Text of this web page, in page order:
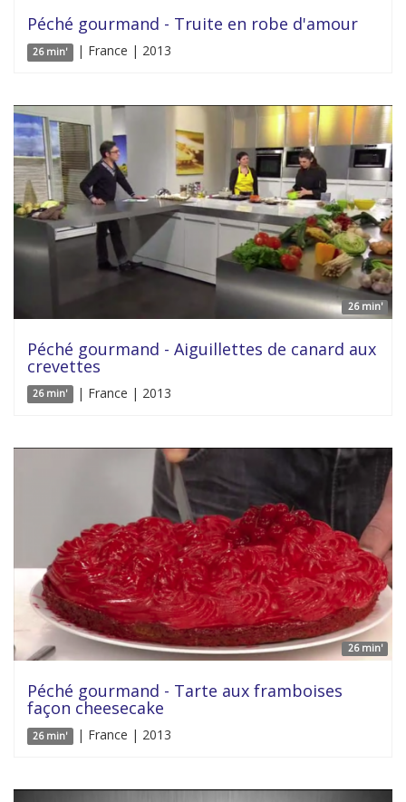
Péché gourmand - Truite en robe d'amour
26 min' | France | 2013
26 min'
Péché gourmand - Aiguillettes de canard aux
crevettes
26 min' | France | 2013
26 min'
Péché gourmand - Tarte aux framboises
façon cheesecake
26 min' | France | 2013